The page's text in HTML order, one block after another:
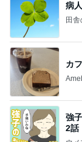
病
田
カ
強
2話